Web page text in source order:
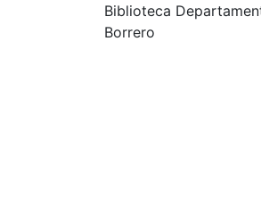
Biblioteca
Borrero